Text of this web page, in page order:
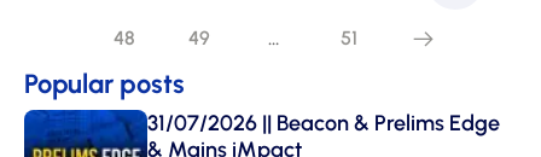
48 49 … 51
Popular posts
31/07/2026 || Beacon & Prelims Edge
& Mains iMpact